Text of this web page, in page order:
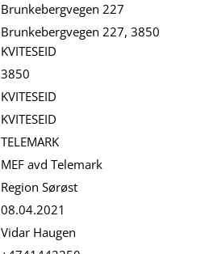
Brunkebergvegen 227
Brunkebergvegen 227, 3850
KVITESEID
3850
KVITESEID
KVITESEID
TELEMARK
MEF avd Telemark
Region Sørøst
08.04.2021
Vidar Haugen